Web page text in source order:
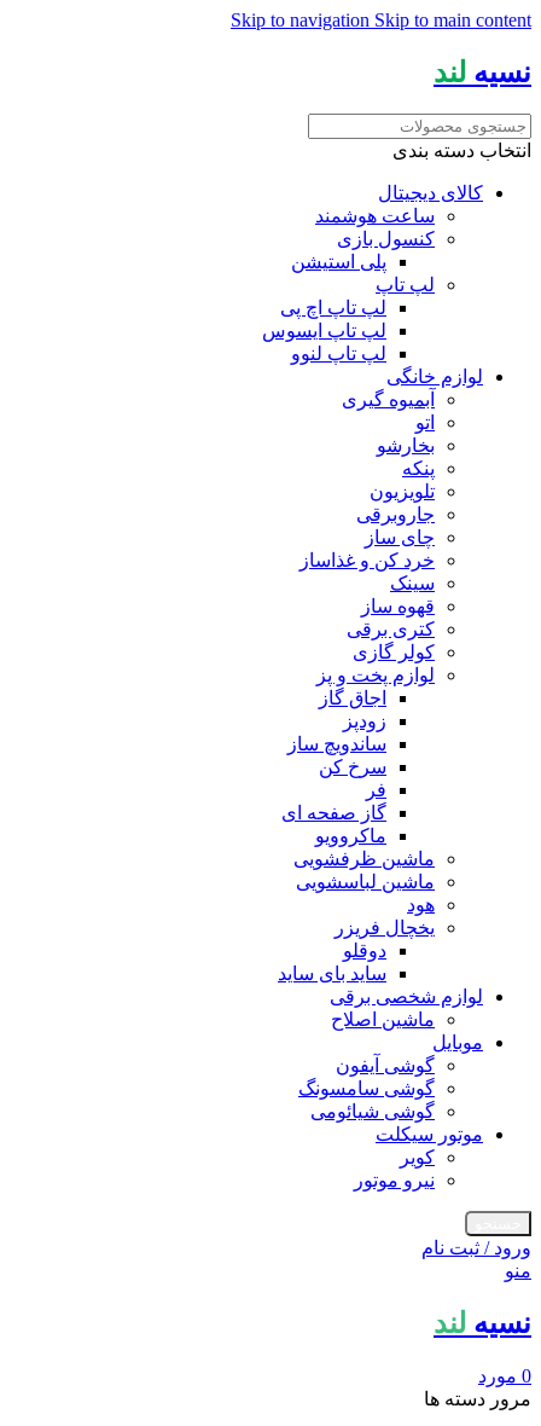
Skip to navigation Skip to main content
نسیه لند
انتخاب دسته بندی
کالای دیجیتال
ساعت هوشمند
کنسول بازی
پلی استیشن
لپ تاپ
لپ تاپ اچ پی
لپ تاپ ایسوس
لپ تاپ لنوو
لوازم خانگی
آبمیوه گیری
اتو
بخارشو
پنکه
تلویزیون
جاروبرقی
چای ساز
خرد کن و غذاساز
سینک
قهوه ساز
کتری برقی
کولر گازی
لوازم پخت و پز
اجاق گاز
زودپز
ساندویچ ساز
سرخ کن
فر
گاز صفحه ای
ماکروویو
ماشین ظرفشویی
ماشین لباسشویی
هود
یخچال فریزر
دوقلو
ساید بای ساید
لوازم شخصی برقی
ماشین اصلاح
موبایل
گوشی آیفون
گوشی سامسونگ
گوشی شیائومی
موتور سیکلت
کویر
نیرو موتور
ورود / ثبت نام
منو
نسیه لند
0 مورد
مرور دسته ها